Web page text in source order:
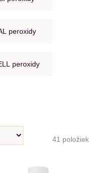
peroxidy
peroxidy
41 položiek